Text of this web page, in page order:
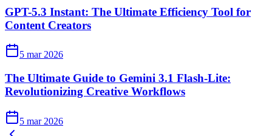
GPT-5.3 Instant: The Ultimate Efficiency Tool for
Content Creators
5 mar 2026
The Ultimate Guide to Gemini 3.1 Flash-Lite:
Revolutionizing Creative Workflows
5 mar 2026